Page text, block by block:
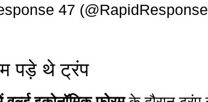
47
पड़े थे ट्रंप